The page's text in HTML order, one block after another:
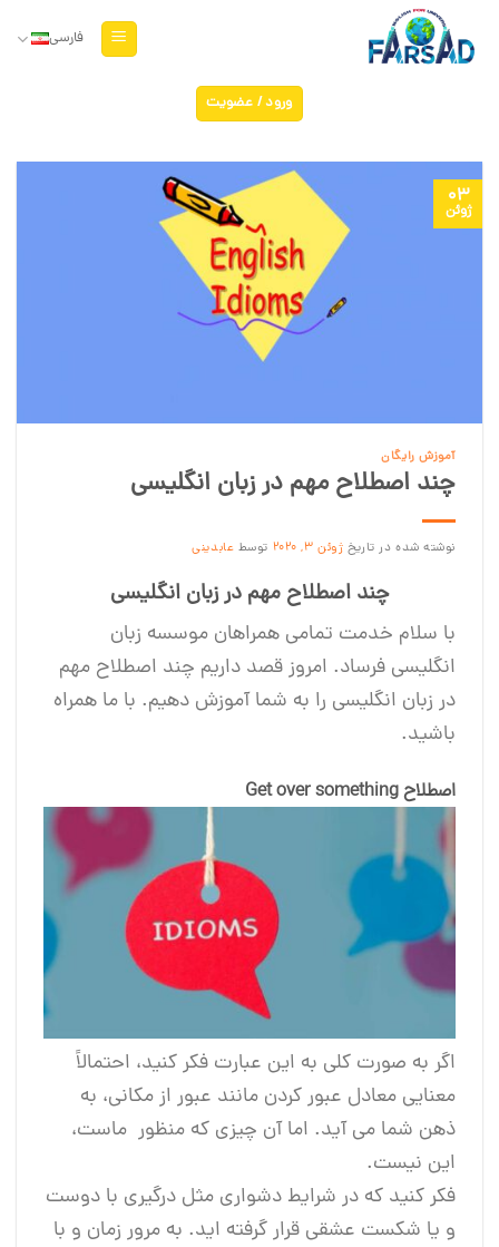
content
فارسی
ورود / عضویت
03
ژوئن
آموزش رایگان
چند اصطلاح مهم در زبان انگلیسی
نوشته شده در تاریخ ژوئن 3, 2020 توسط عابدینی
چند اصطلاح مهم در زبان انگلیسی
با سلام خدمت تمامی همراهان موسسه زبان
انگلیسی فرساد. امروز قصد داریم چند اصطلاح مهم
در زبان انگلیسی را به شما آموزش دهیم. با ما همراه
باشید.
اصطلاح Get over something
اگر به صورت کلی به این عبارت فکر کنید، احتمالاً
معنایی معادل عبور کردن مانند عبور از مکانی، به
ذهن شما می آید. اما آن چیزی که منظور ماست،
این نیست.
فکر کنید که در شرایط دشواری مثل درگیری با دوست
و یا شکست عشقی قرار گرفته اید. به مرور زمان و با